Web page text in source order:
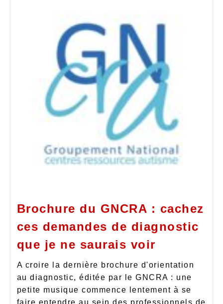
Brochure du GNCRA : cachez
ces demandes de diagnostic
que je ne saurais voir
A croire la dernière brochure d'orientation
au diagnostic, éditée par le GNCRA : une
petite musique commence lentement à se
faire entendre au sein des professionnels de